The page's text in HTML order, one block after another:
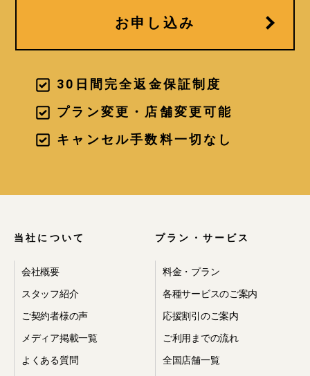
お申し込み
30日間完全返金保証制度
プラン変更・店舗変更可能
キャンセル手数料一切なし
当社について
会社概要
スタッフ紹介
ご契約者様の声
メディア掲載一覧
よくある質問
プラン・サービス
料金・プラン
各種サービスのご案内
応援割引のご案内
ご利用までの流れ
全国店舗一覧